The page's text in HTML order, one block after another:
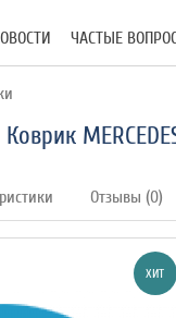
ЧАСТЫЕ
Коврик
Отзывы (0)
ХИТ